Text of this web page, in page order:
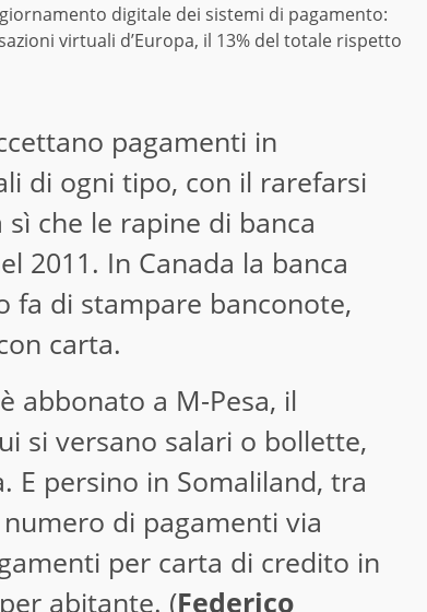
digitale dei sistemi di pagamento:
virtuali d’Europa, il 13% del totale rispetto
pagamenti in
di ogni tipo, con il rarefarsi
che le rapine di banca
2011. In Canada la banca
fa di stampare banconote,
carta.
abbonato a M-Pesa, il
si versano salari o bollette,
E persino in Somaliland, tra
di pagamenti via
per carta di credito in
abitante. (Federico